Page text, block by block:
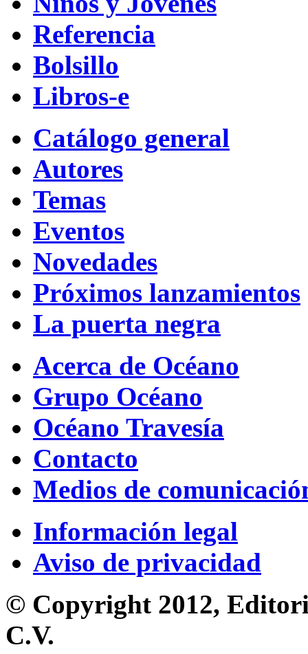
Referencia
Bolsillo
Libros-e
Catálogo general
Autores
Temas
Eventos
Novedades
Próximos lanzamientos
La puerta negra
Acerca de Océano
Grupo Océano
Océano Travesía
Contacto
Medios de
Información legal
Aviso de privacidad
© Copyright 2012,
C.V.